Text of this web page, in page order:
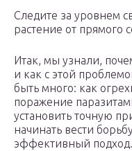
Следите за уровнем
растение от прямого
Итак, мы узнали,
и как с этой
быть много: как
поражение
установить точную
начинать вести
эффективный подход.